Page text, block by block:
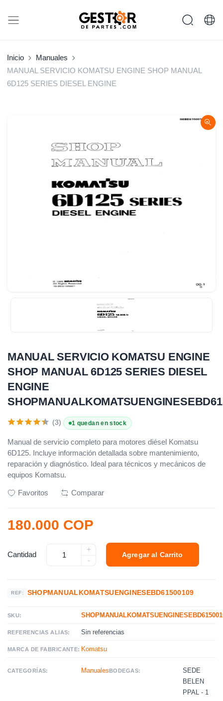
Inicio
Manuales
MANUAL SERVICIO KOMATSU ENGINE SHOP MANUAL
6D125 SERIES DIESEL ENGINE
MANUAL SERVICIO KOMATSU ENGINE
SHOP MANUAL 6D125 SERIES DIESEL
ENGINE
(3) 1 quedan en stock
Manual de servicio completo para motores diésel Komatsu
6D125. Incluye información detallada sobre mantenimiento,
reparación y diagnóstico. Ideal para técnicos y mecánicos de
equipos Komatsu.
Favoritos Comparar
180.000 COP
Cantidad
+
-
Agregar al Carrito
REF: SHOPMANUALKOMATSUENGINESEBD61500109
SKU:
REFERENCIAS ALIAS: Sin referencias
MARCA DE FABRICANTE: Komatsu
CATEGORÍAS: Manuales BODEGAS:
SEDE
BELEN
PPAL - 1